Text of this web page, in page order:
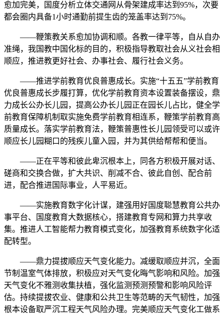
愈加完美，国度分析立体交通网从骨架建成率达到95%，次要
都会圈内具备1小时通勤前提生齿的笼盖率达到75%。
——鞭策教关系愈加协调和顺。各教一律平等，自从自办
准绳，我国教中国化标的目的，积极指导教取社会从义社会相
顺应，推进教更好社会、办事社会、履行社会义务。
——推进学前教育优良普惠成长。实施“十五五”学前教育
优良普惠成长步履打算，优化学前教育资本设置装备摆设，鼎
力成长公办长儿园，提高公办长儿园正在园长儿占比，健全学
前教育保障机制取实施免费学前教育相连系，鞭策学前教育高
质量成长。落实学前教育法，鞭策普惠性长儿园领受可以或许
顺应长儿园糊口的残疾儿童入园，并为其供给帮帮和便当。
——正在平等和彼此卑沉根本上，同各方积极开展对话、
磋商和交换合做，扩大共识、削减不合、彼此自创、配合前
进，配合推进国际事业，人平易近。
——实施教育数字化计谋，建强用好国度聪慧教育公共办
事平台、国度教育大数据核心，搭建教育专网和算力共享收
集。推进人工智能帮力教育模式变化，加强教育系统数字化适
配转型。
——鼎力提拔顺应天气变化能力。减缓取顺应并沉，全面
节制温室气体排放，积极应对天气变化晦气影响和风险。加强
天气变化不雅测收集扶植，强化监测预测预警和影响风险评
估。持续提拔农业、健康和公共卫生等范畴的天气韧性，加强
根本设备取严沉工程天气风险办理。完美顺应天气变化工做系